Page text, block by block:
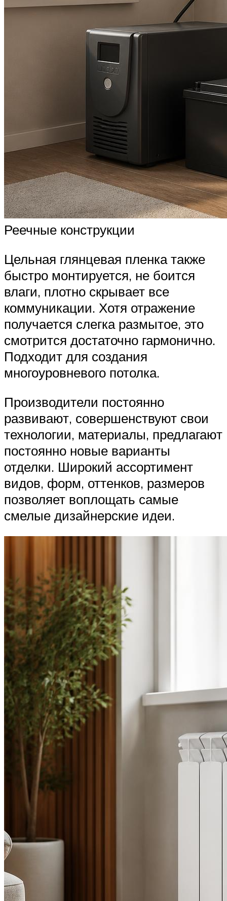
Реечные конструкции
Цельная глянцевая пленка также
быстро монтируется, не боится
влаги, плотно скрывает все
коммуникации. Хотя отражение
получается слегка размытое, это
смотрится достаточно гармонично.
Подходит для создания
многоуровневого потолка.
Производители постоянно
развивают, совершенствуют свои
технологии, материалы, предлагают
постоянно новые варианты
отделки. Широкий ассортимент
видов, форм, оттенков, размеров
позволяет воплощать самые
смелые дизайнерские идеи.